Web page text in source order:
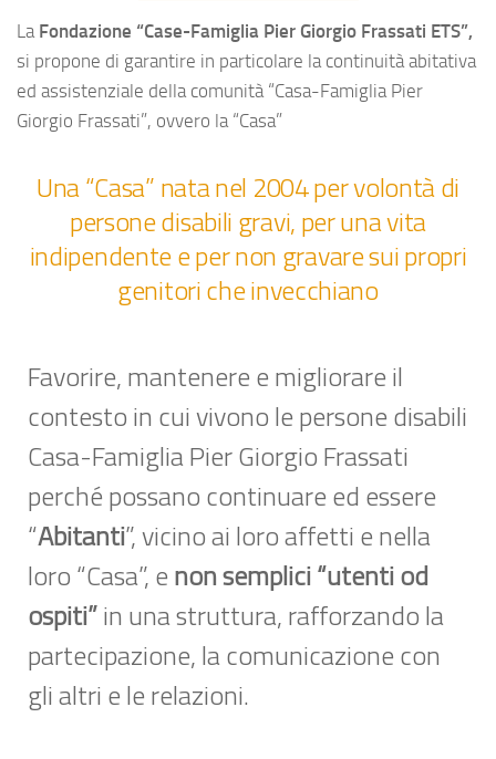
La Fondazione “Case-Famiglia Pier Giorgio Frassati ETS”,
si propone di garantire in particolare la continuità abitativa
ed assistenziale della comunità “Casa-Famiglia Pier
Giorgio Frassati”, ovvero la “Casa”
Una “Casa” nata nel 2004 per volontà di
persone disabili gravi, per una vita
indipendente e per non gravare sui propri
genitori che invecchiano
Favorire, mantenere e migliorare il
contesto in cui vivono le persone disabili
Casa-Famiglia Pier Giorgio Frassati
perché possano continuare ed essere
“Abitanti”, vicino ai loro affetti e nella
loro “Casa”, enon semplici “utenti od
ospiti”in una struttura, rafforzando la
partecipazione, la comunicazione con
gli altri e le relazioni.